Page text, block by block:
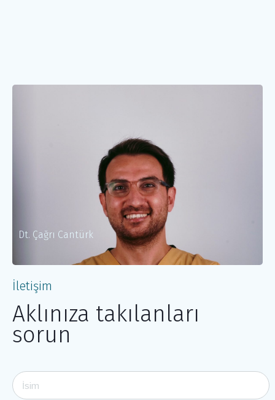
Dt. Çağrı Cantürk
İletişim
Aklınıza takılanları
sorun